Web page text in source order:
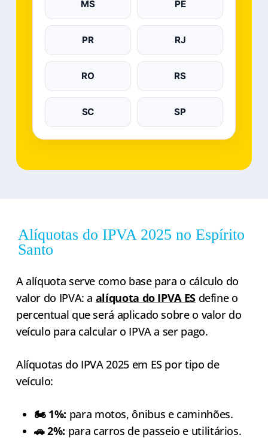
MS PE
PR RJ
RO RS
SC SP
Alíquotas do IPVA 2025 no Espírito
Santo
A alíquota serve como base para o cálculo do
valor do IPVA: a alíquota do IPVA ESdefine o
percentual que será aplicado sobre o valor do
veículo para calcular o IPVA a ser pago.
Alíquotas do IPVA 2025 em ES por tipo de
veículo:
🏍️ 1%: para motos, ônibus e caminhões.
🚗 2%: para carros de passeio e utilitários.